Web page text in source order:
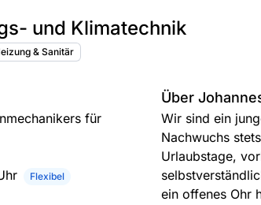
und Klimatechnik
& Sanitär
für
Flexibel
Über
Wir sind ein
Nachwuchs
Urlaubstage,
ein offenes Ohr